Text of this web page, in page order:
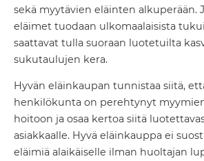
sekä myytävien eläinten alkuperään.
eläimet tuodaan ulkomaalaisista
saattavat tulla suoraan luotetuilta
sukutaulujen kera.
Hyvän eläinkaupan tunnistaa siitä,
henkilökunta on perehtynyt
hoitoon ja osaa kertoa siitä
asiakkaalle. Hyvä eläinkauppa ei
eläimiä alaikäiselle ilman huoltajan